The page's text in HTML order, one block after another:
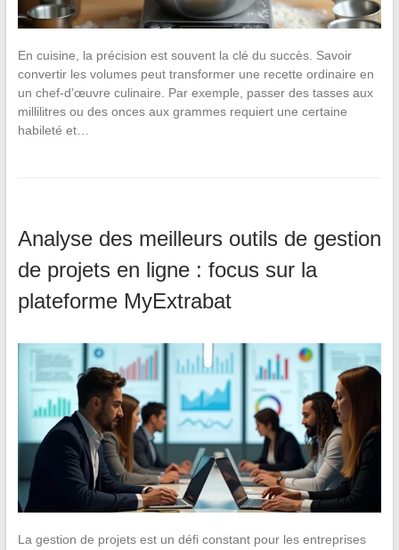
En cuisine, la précision est souvent la clé du succès. Savoir
convertir les volumes peut transformer une recette ordinaire en
un chef-d’œuvre culinaire. Par exemple, passer des tasses aux
millilitres ou des onces aux grammes requiert une certaine
habileté et…
Analyse des meilleurs outils de gestion
de projets en ligne : focus sur la
plateforme MyExtrabat
La gestion de projets est un défi constant pour les entreprises